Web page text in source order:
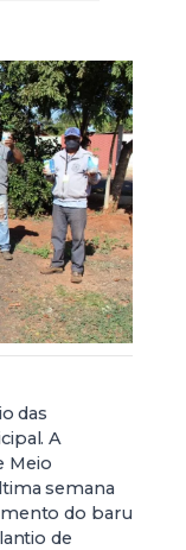
das
A
Meio
semana
do baru
de